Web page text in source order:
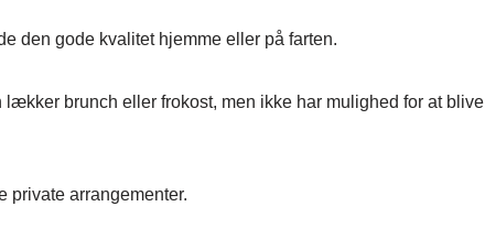
den gode kvalitet hjemme eller på farten.
brunch eller frokost, men ikke har mulighed for at blive
private arrangementer.